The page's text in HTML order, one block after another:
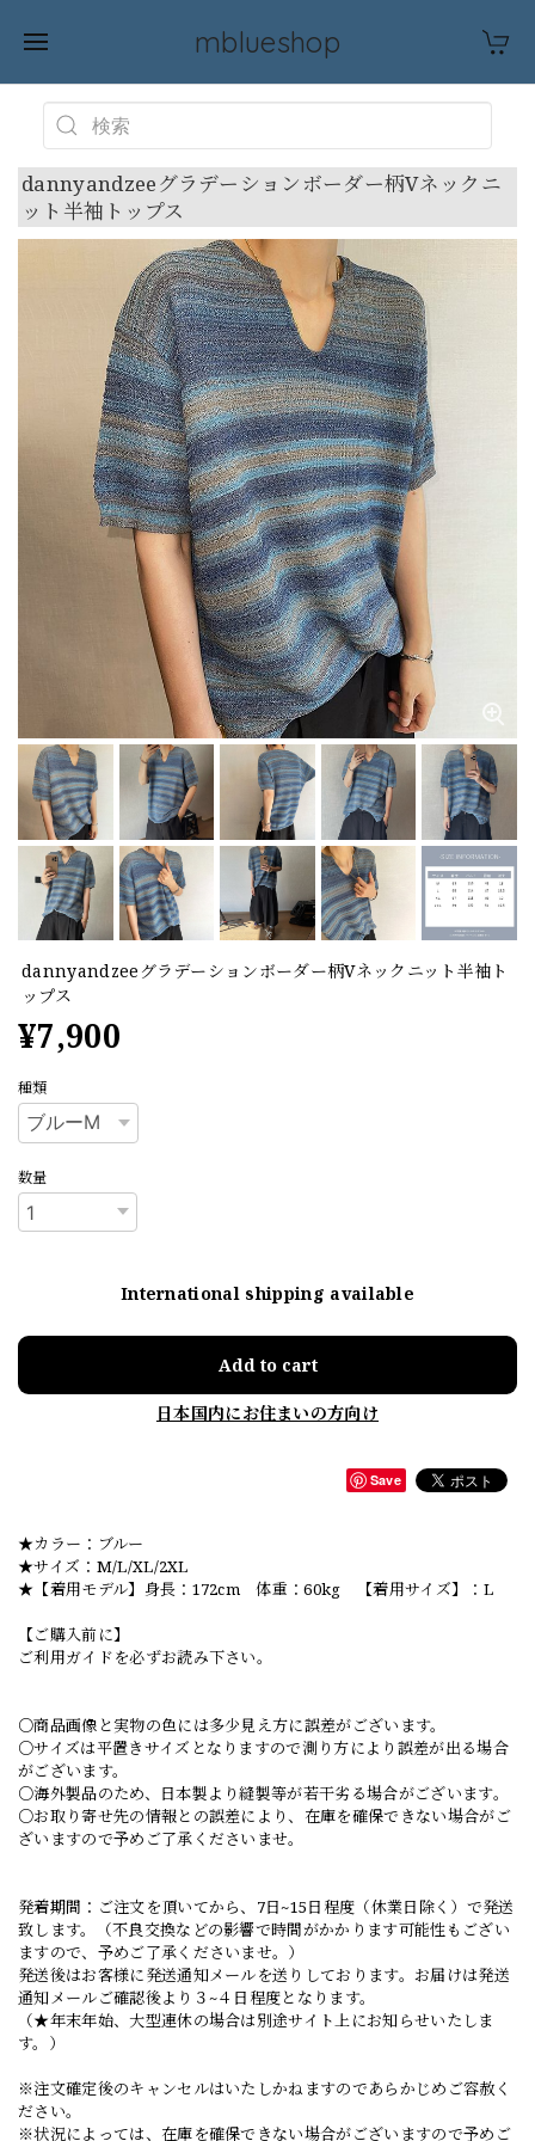
mblueshop
dannyandzeeグラデーションボーダー柄Vネックニ
ット半袖トップス
dannyandzeeグラデーションボーダー柄Vネックニット半袖ト
ップス
¥7,900
種類
数量
International shipping available
Add to cart
日本国内にお住まいの方向け
Save
★カラー：ブルー
★サイズ：M/L/XL/2XL
★【着用モデル】身長：172cm 体重：60kg 【着用サイズ】：L
【ご購入前に】
ご利用ガイドを必ずお読み下さい。
○商品画像と実物の色には多少見え方に誤差がございます。
○サイズは平置きサイズとなりますので測り方により誤差が出る場合
がございます。
○海外製品のため、日本製より縫製等が若干劣る場合がございます。
○お取り寄せ先の情報との誤差により、在庫を確保できない場合がご
ざいますので予めご了承くださいませ。
発着期間：ご注文を頂いてから、7日~15日程度（休業日除く）で発送
致します。（不良交換などの影響で時間がかかります可能性もござい
ますので、予めご了承くださいませ。）
発送後はお客様に発送通知メールを送りしております。お届けは発送
通知メールご確認後より３~４日程度となります。
（★年末年始、大型連休の場合は別途サイト上にお知らせいたしま
す。）
※注文確定後のキャンセルはいたしかねますのであらかじめご容赦く
ださい。
※状況によっては、在庫を確保できない場合がございますので予めご